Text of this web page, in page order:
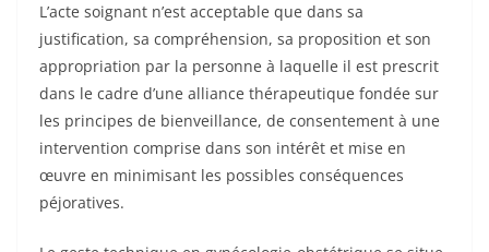
L’acte soignant n’est acceptable que dans sa
justification, sa compréhension, sa proposition et son
appropriation par la personne à laquelle il est prescrit
dans le cadre d’une alliance thérapeutique fondée sur
les principes de bienveillance, de consentement à une
intervention comprise dans son intérêt et mise en
œuvre en minimisant les possibles conséquences
péjoratives.